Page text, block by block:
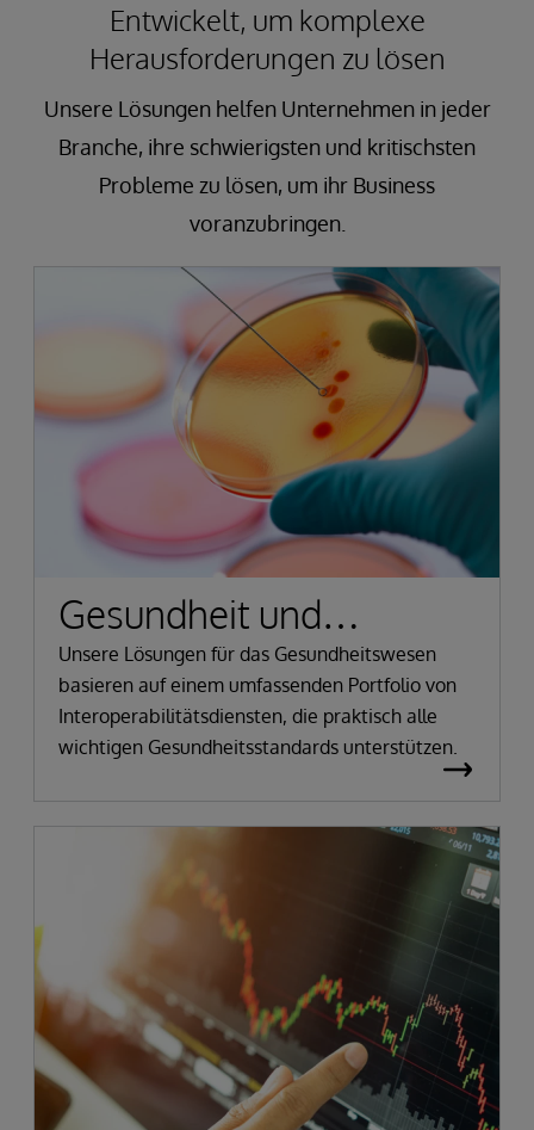
Entwickelt, um komplexe
Herausforderungen zu lösen
Unsere Lösungen helfen Unternehmen in jeder
Branche, ihre schwierigsten und kritischsten
Probleme zu lösen, um ihr Business
voranzubringen.
Gesundheit und
Lifesciences
Unsere Lösungen für das Gesundheitswesen
basieren auf einem umfassenden Portfolio von
Interoperabilitätsdiensten, die praktisch alle
wichtigen Gesundheitsstandards unterstützen.